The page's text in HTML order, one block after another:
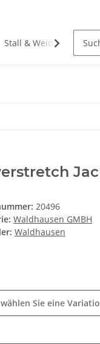
Stall & Weide
20496
Waldhausen GMBH
Waldhausen
Sie eine